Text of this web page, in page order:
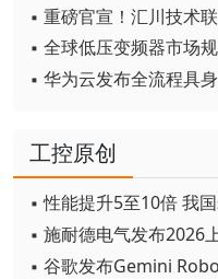
▪ 全球低压变频器市场
▪ 华为云发布全流程具
工控原创